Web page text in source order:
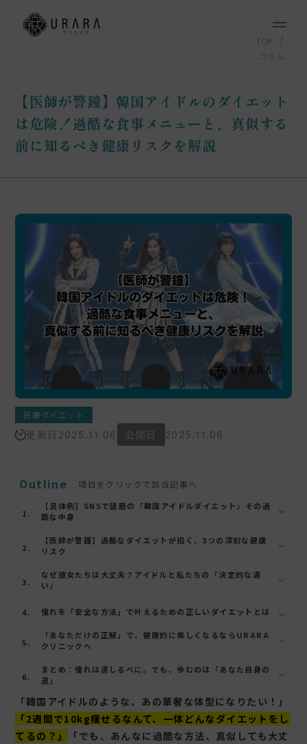
TOP
【医師が警鐘】韓国アイドルのダイエット
は危険！過酷な食事メニューと、真似する
前に知るべき健康リスクを解説
更新日 2025.11.06 公開日 2025.11.06
医療ダイエット
Outline 項目をクリックで該当記事へ
【具体例】SNSで話題の「韓国アイドルダイエット」その過
酷な中身
【医師が警鐘】過酷なダイエットが招く、3つの深刻な健康
リスク
なぜ彼女たちは大丈夫？アイドルと私たちの「決定的な違
い」
憧れを「安全な方法」で叶えるための正しいダイエットとは
「あなただけの正解」で、健康的に美しくなるならURARA
クリニックへ
まとめ：憧れは道しるべに。でも、歩むのは「あなた自身の
道」
「韓国アイドルのような、あの華奢な体型になりたい！」
「2週間で10kg痩せるなんて、一体どんなダイエットをし
てるの？」
「でも、あんなに過酷な方法、真似しても大丈